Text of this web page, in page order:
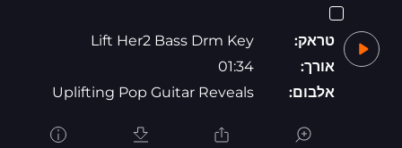
טראק:
Lift Her2 Bass Drm Key
אורך:
01:34
אלבום:
Uplifting Pop Guitar Reveals